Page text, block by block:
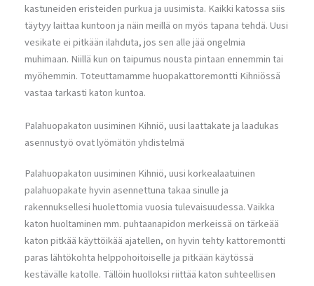
kastuneiden eristeiden purkua ja uusimista. Kaikki katossa siis
täytyy laittaa kuntoon ja näin meillä on myös tapana tehdä. Uusi
vesikate ei pitkään ilahduta, jos sen alle jää ongelmia
muhimaan. Niillä kun on taipumus nousta pintaan ennemmin tai
myöhemmin. Toteuttamamme huopakattoremontti Kihniössä
vastaa tarkasti katon kuntoa.
Palahuopakaton uusiminen Kihniö, uusi laattakate ja laadukas
asennustyö ovat lyömätön yhdistelmä
Palahuopakaton uusiminen Kihniö, uusi korkealaatuinen
palahuopakate hyvin asennettuna takaa sinulle ja
rakennuksellesi huolettomia vuosia tulevaisuudessa. Vaikka
katon huoltaminen mm. puhtaanapidon merkeissä on tärkeää
katon pitkää käyttöikää ajatellen, on hyvin tehty kattoremontti
paras lähtökohta helppohoitoiselle ja pitkään käytössä
kestävälle katolle. Tällöin huolloksi riittää katon suhteellisen